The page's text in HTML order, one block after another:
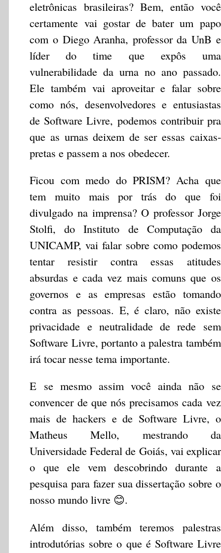
eletrônicas brasileiras? Bem, então você
certamente vai gostar de bater um papo
com o Diego Aranha, professor da UnB e
líder do time que expôs uma
vulnerabilidade da urna no ano passado.
Ele também vai aproveitar e falar sobre
como nós, desenvolvedores e entusiastas
de Software Livre, podemos contribuir pra
que as urnas deixem de ser essas caixas-
pretas e passem a nos obedecer.
Ficou com medo do PRISM? Acha que
tem muito mais por trás do que foi
divulgado na imprensa? O professor Jorge
Stolfi, do Instituto de Computação da
UNICAMP, vai falar sobre como podemos
tentar resistir contra essas atitudes
absurdas e cada vez mais comuns que os
governos e as empresas estão tomando
contra as pessoas. E, é claro, não existe
privacidade e neutralidade de rede sem
Software Livre, portanto a palestra também
irá tocar nesse tema importante.
E se mesmo assim você ainda não se
convencer de que nós precisamos cada vez
mais de hackers e de Software Livre, o
Matheus Mello, mestrando da
Universidade Federal de Goiás, vai explicar
o que ele vem descobrindo durante a
pesquisa para fazer sua dissertação sobre o
nosso mundo livre 😊.
Além disso, também teremos palestras
introdutórias sobre o que é Software Livre